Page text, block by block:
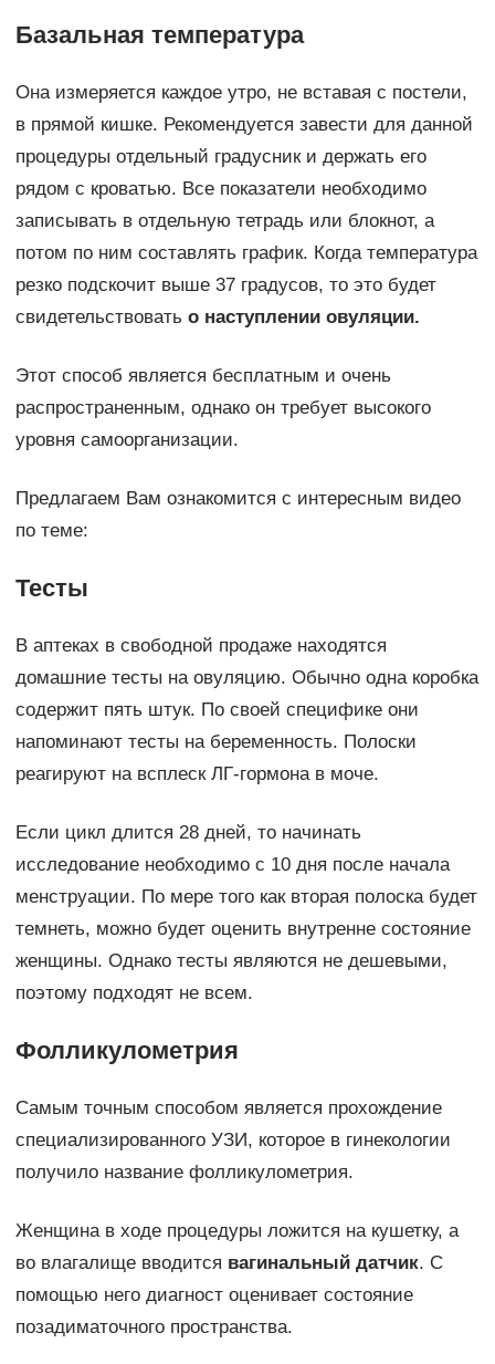
Базальная температура
Она измеряется каждое утро, не вставая с постели,
в прямой кишке. Рекомендуется завести для данной
процедуры отдельный градусник и держать его
рядом с кроватью. Все показатели необходимо
записывать в отдельную тетрадь или блокнот, а
потом по ним составлять график. Когда температура
резко подскочит выше 37 градусов, то это будет
свидетельствовать о наступлении овуляции.
Этот способ является бесплатным и очень
распространенным, однако он требует высокого
уровня самоорганизации.
Предлагаем Вам ознакомится с интересным видео
по теме:
Тесты
В аптеках в свободной продаже находятся
домашние тесты на овуляцию. Обычно одна коробка
содержит пять штук. По своей специфике они
напоминают тесты на беременность. Полоски
реагируют на всплеск ЛГ-гормона в моче.
Если цикл длится 28 дней, то начинать
исследование необходимо с 10 дня после начала
менструации. По мере того как вторая полоска будет
темнеть, можно будет оценить внутренне состояние
женщины. Однако тесты являются не дешевыми,
поэтому подходят не всем.
Фолликулометрия
Самым точным способом является прохождение
специализированного УЗИ, которое в гинекологии
получило название фолликулометрия.
Женщина в ходе процедуры ложится на кушетку, а
во влагалище вводится вагинальный датчик. С
помощью него диагност оценивает состояние
позадиматочного пространства.